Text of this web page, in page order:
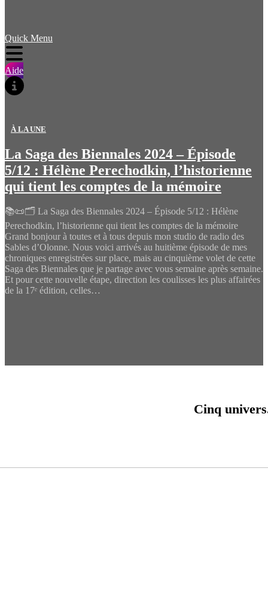
Quick Menu
Aide
À LA UNE
La Saga des Biennales 2024 – Épisode
5/12 : Hélène Perechodkin, l’historienne
qui tient les comptes de la mémoire
📚📜🗂️ La Saga des Biennales 2024 – Épisode 5/12 : Hélène
Perechodkin, l’historienne qui tient les comptes de la mémoire
Grand bonjour à toutes et à tous depuis mon studio de radio des
Sables d’Olonne. Nous voici arrivés au huitième épisode de mes
chroniques enregistrées sur place, mais au cinquième volet de cette
Saga des Biennales que je partage avec vous semaine après semaine.
Et pour cette nouvelle étape, direction les coulisses les plus affairées
de la 17ᵉ édition, celles…
Cinq